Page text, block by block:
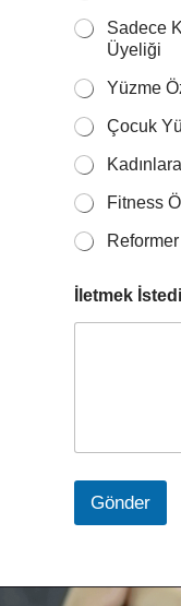
Sadece
Üyeliği
Yüzme
Çocuk
Fitness
İletmek
Gönder